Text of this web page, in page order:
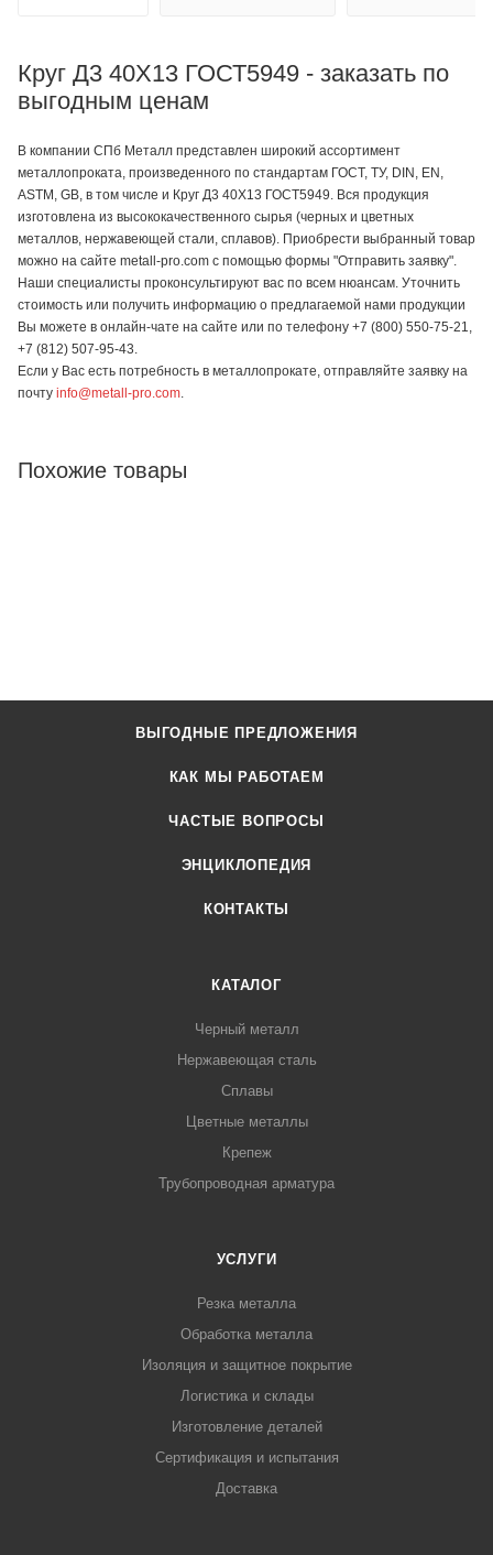
Круг Д3 40Х13 ГОСТ5949 - заказать по
выгодным ценам
В компании СПб Металл представлен широкий ассортимент
металлопроката, произведенного по стандартам ГОСТ, ТУ, DIN, EN,
ASTM, GB, в том числе и Круг Д3 40Х13 ГОСТ5949. Вся продукция
изготовлена из высококачественного сырья (черных и цветных
металлов, нержавеющей стали, сплавов). Приобрести выбранный товар
можно на сайте metall-pro.com с помощью формы "Отправить заявку".
Наши специалисты проконсультируют вас по всем нюансам. Уточнить
стоимость или получить информацию о предлагаемой нами продукции
Вы можете в онлайн-чате на сайте или по телефону +7 (800) 550-75-21,
+7 (812) 507-95-43.
Если у Вас есть потребность в металлопрокате, отправляйте заявку на
почту info@metall-pro.com
Похожие товары
ВЫГОДНЫЕ ПРЕДЛОЖЕНИЯ
КАК МЫ РАБОТАЕМ
ЧАСТЫЕ ВОПРОСЫ
ЭНЦИКЛОПЕДИЯ
КОНТАКТЫ
КАТАЛОГ
Черный металл
Нержавеющая сталь
Сплавы
Цветные металлы
Крепеж
Трубопроводная арматура
УСЛУГИ
Резка металла
Обработка металла
Изоляция и защитное покрытие
Логистика и склады
Изготовление деталей
Сертификация и испытания
Доставка